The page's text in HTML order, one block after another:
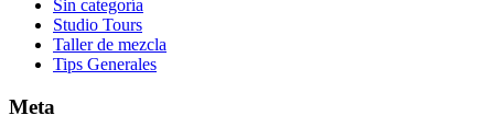
Sin categoría
Studio Tours
Taller de mezcla
Tips Generales
Meta